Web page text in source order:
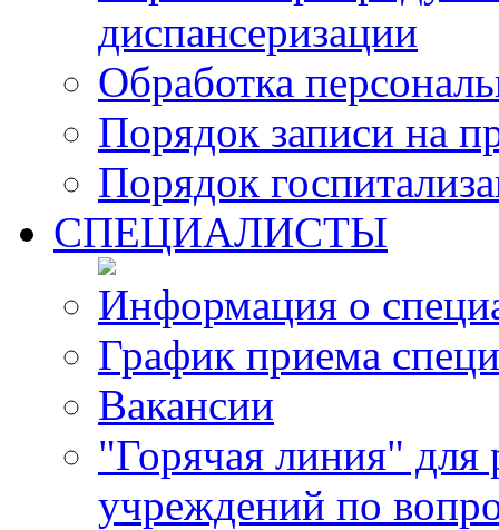
диспансеризации
Обработка
Порядок записи на
Порядок
СПЕЦИАЛИСТЫ
Информация о
График приема
Вакансии
"Горячая линия"
учреждений по